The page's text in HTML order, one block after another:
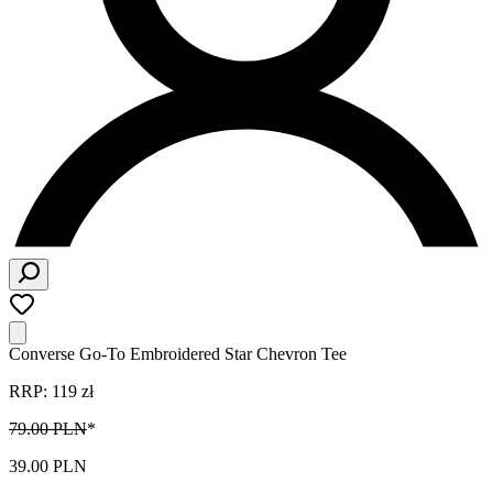
Converse Go-To Embroidered Star Chevron Tee
RRP: 119 zł
79.00 PLN*
39.00 PLN